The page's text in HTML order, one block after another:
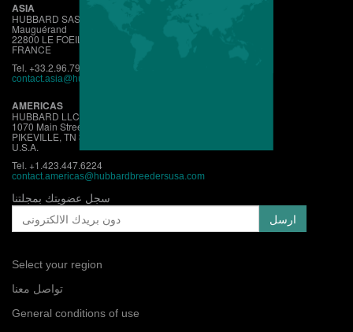
ASIA
HUBBARD SAS
Mauguérand
22800 LE FOEIL - QUINTIN
FRANCE
Tel. +33.2.96.79.63.70
contact.asia@hubbardbreeders.com
AMERICAS
HUBBARD LLC
1070 Main Street
PIKEVILLE, TN 37367
U.S.A.
Tel. +1.423.447.6224
contact.americas@hubbardbreedersusa.com
سجل عضويتك بمجلتنا
Select your region
تواصل معنا
General conditions of use